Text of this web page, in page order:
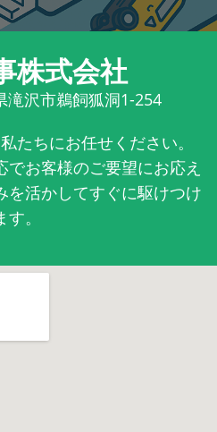
株式会社
滝沢市鵜飼狐洞1-254
たちにお任せください。
お客様のご要望にお応え
を活かしてすぐに駆けつけ
す。